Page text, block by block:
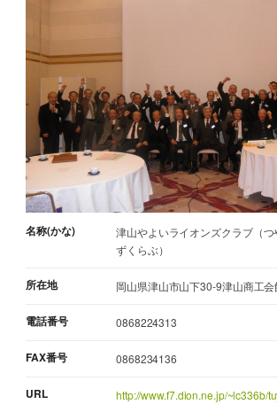
名称(かな)
津山やよいライオンズクラブ（
ずくらぶ）
所在地 岡山県津山市山下30-9津山商工
電話番号 0868224313
FAX番号 0868234136
URL http://www.f7.dion.ne.jp/~lc336b/